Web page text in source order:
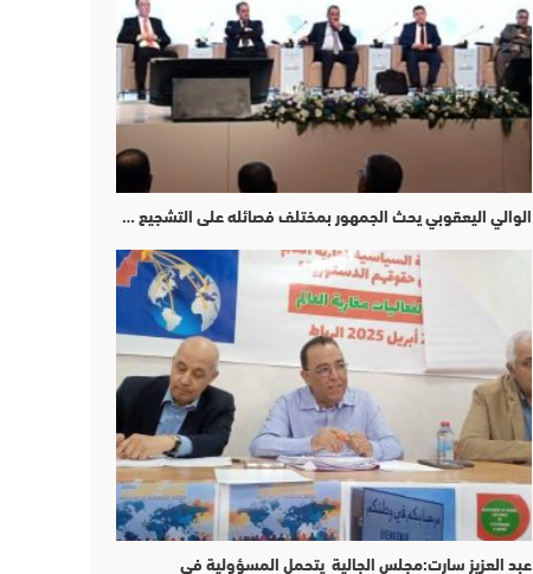
الوالي اليعقوبي يحث الجمهور بمختلف فصائله على التشجيع …
عبد العزيز سارت:مجلس الجالية يتحمل المسؤولية في